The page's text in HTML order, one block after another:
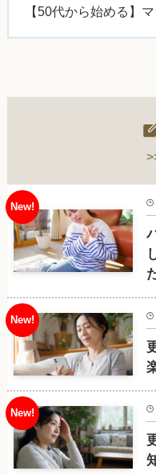
【50代から始める】